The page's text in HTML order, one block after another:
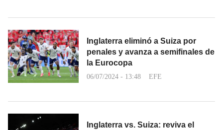
Inglaterra eliminó a Suiza por
penales y avanza a semifinales de
la Eurocopa
06/07/2024 - 13:48 EFE
Inglaterra vs. Suiza: reviva el